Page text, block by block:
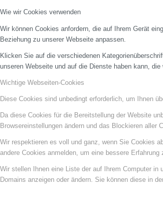
Wie wir Cookies verwenden
Wir können Cookies anfordern, die auf Ihrem Gerät
Beziehung zu unserer Webseite anpassen.
Klicken Sie auf die verschiedenen
unseren Webseite und auf die Dienste haben kann, die
Wichtige Webseiten-Cookies
Diese Cookies sind unbedingt erforderlich, um Ihnen
Da diese Cookies für die Bereitstellung der Website
Browsereinstellungen ändern und das Blockieren aller
Wir respektieren es voll und ganz, wenn Sie Cookies
andere Cookies anmelden, um eine bessere
Wir stellen Ihnen eine Liste der auf Ihrem Computer in
Domains anzeigen oder ändern. Sie können diese in